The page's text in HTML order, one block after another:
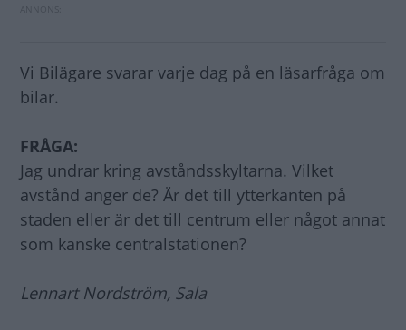
Vi Bilägare svarar varje dag på en läsarfråga om
bilar.
FRÅGA:
Jag undrar kring avståndsskyltarna. Vilket
avstånd anger de? Är det till ytterkanten på
staden eller är det till centrum eller något annat
som kanske centralstationen?
Lennart Nordström, Sala